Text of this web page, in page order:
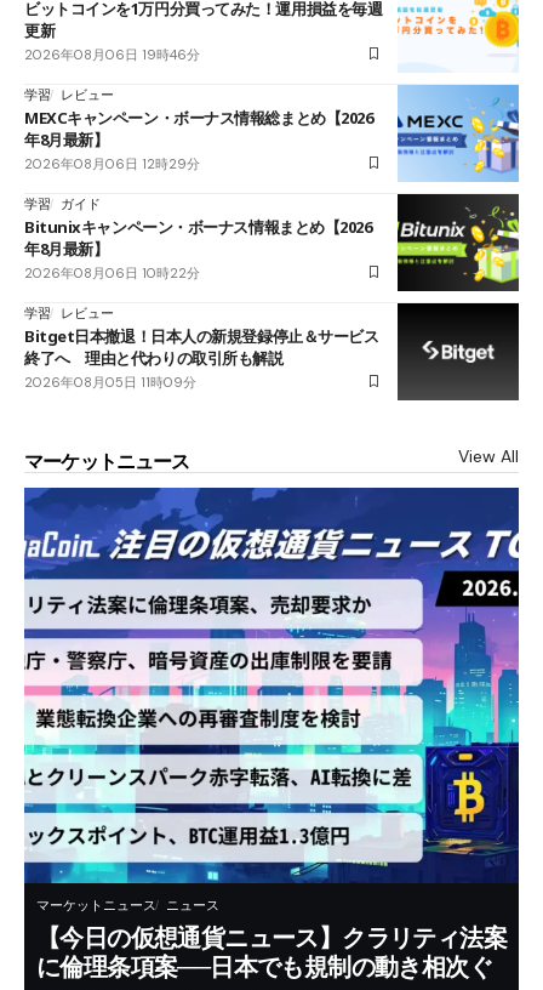
ビットコインを1万円分買ってみた！運用損益を毎週
更新
2026年08月06日 19時46分
学習 レビュー
MEXCキャンペーン・ボーナス情報総まとめ【2026
年8月最新】
2026年08月06日 12時29分
学習 ガイド
Bitunixキャンペーン・ボーナス情報まとめ【2026
年8月最新】
2026年08月06日 10時22分
学習 レビュー
Bitget日本撤退！日本人の新規登録停止＆サービス
終了へ 理由と代わりの取引所も解説
2026年08月05日 11時09分
マーケットニュース View All
マーケットニュース ニュース
【今日の仮想通貨ニュース】クラリティ法案
に倫理条項案──日本でも規制の動き相次ぐ